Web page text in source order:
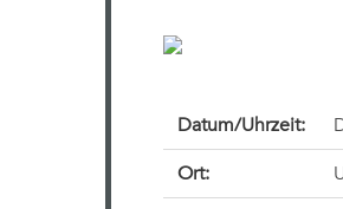
Datum/Uhrzeit:
Ort: